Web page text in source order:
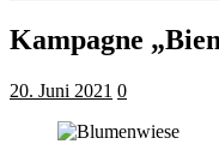
Kampagne
20. Juni 2021 0